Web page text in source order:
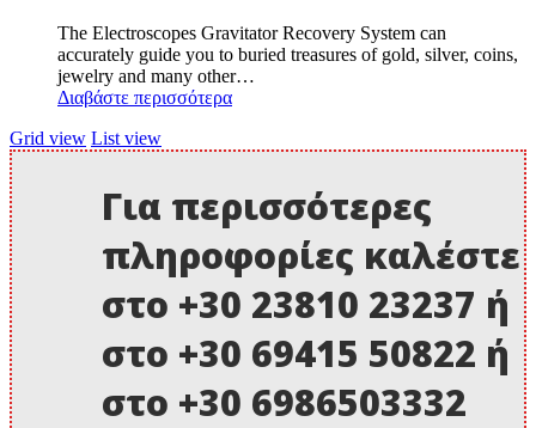
The Electroscopes Gravitator Recovery System can
accurately guide you to buried treasures of gold, silver, coins,
jewelry and many other…
Διαβάστε περισσότερα
Grid view List view
Για περισσότερες
πληροφορίες καλέστε
στο +30 23810 23237 ή
στο +30 69415 50822 ή
στο +30 6986503332